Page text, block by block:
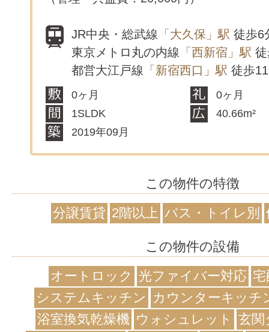
JR中央・総武線 「大久保」駅 徒歩6
東京メトロ丸の内線 「西新宿」駅
都営大江戸線 「新宿西口」駅 徒歩
0ヶ月
0ヶ月
1SLDK
40.66m²
2019年09月
この物件の特徴
分譲賃貸 2階以上 バス・トイレ別
この物件の設備
オートロック
光ファイバー対応
システムキッチン
カウンターキッチ
浴室換気乾燥機 ウォシュレット
玄関